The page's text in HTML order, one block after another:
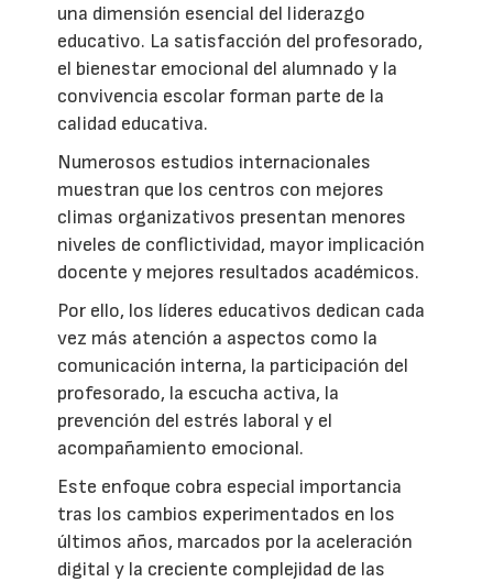
una dimensión esencial del liderazgo
educativo. La satisfacción del profesorado,
el bienestar emocional del alumnado y la
convivencia escolar forman parte de la
calidad educativa.
Numerosos estudios internacionales
muestran que los centros con mejores
climas organizativos presentan menores
niveles de conflictividad, mayor implicación
docente y mejores resultados académicos.
Por ello, los líderes educativos dedican cada
vez más atención a aspectos como la
comunicación interna, la participación del
profesorado, la escucha activa, la
prevención del estrés laboral y el
acompañamiento emocional.
Este enfoque cobra especial importancia
tras los cambios experimentados en los
últimos años, marcados por la aceleración
digital y la creciente complejidad de las